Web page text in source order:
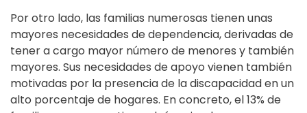
Por otro lado, las familias numerosas tienen unas
mayores necesidades de dependencia, derivadas de
tener a cargo mayor número de menores y también
mayores. Sus necesidades de apoyo vienen también
motivadas por la presencia de la discapacidad en un
alto porcentaje de hogares. En concreto, el 13% de